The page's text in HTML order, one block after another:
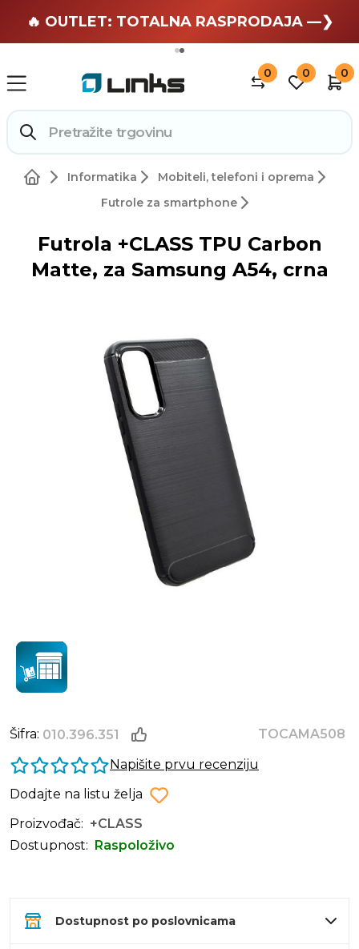
🏄 Zaslužuješ odmor —❯
🔥 OUTLET: TOTALNA RASPRODAJA —❯
0 0 0
Informatika
Mobiteli, telefoni i oprema
Futrole za smartphone
Futrola +CLASS TPU Carbon
Matte, za Samsung A54, crna
Šifra: 010.396.351
TOCAMA508
Napišite prvu recenziju
Dodajte na listu želja
Proizvođač: +CLASS
Dostupnost:
Raspoloživo
Dostupnost po poslovnicama